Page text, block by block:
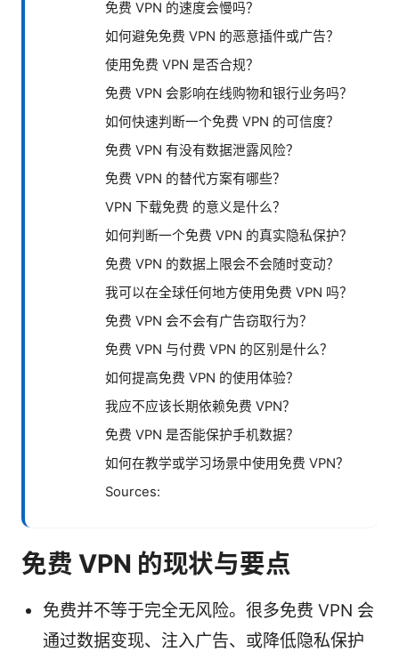
免费 VPN 的速度会慢吗？
如何避免免费 VPN 的恶意插件或广告？
使用免费 VPN 是否合规？
免费 VPN 会影响在线购物和银行业务吗？
如何快速判断一个免费 VPN 的可信度？
免费 VPN 有没有数据泄露风险？
免费 VPN 的替代方案有哪些？
VPN 下载免费 的意义是什么？
如何判断一个免费 VPN 的真实隐私保护？
免费 VPN 的数据上限会不会随时变动？
我可以在全球任何地方使用免费 VPN 吗？
免费 VPN 会不会有广告窃取行为？
免费 VPN 与付费 VPN 的区别是什么？
如何提高免费 VPN 的使用体验？
我应不应该长期依赖免费 VPN？
免费 VPN 是否能保护手机数据？
如何在教学或学习场景中使用免费 VPN？
Sources:
免费 VPN 的现状与要点
免费并不等于完全无风险。很多免费 VPN 会
通过数据变现、注入广告、或降低隐私保护